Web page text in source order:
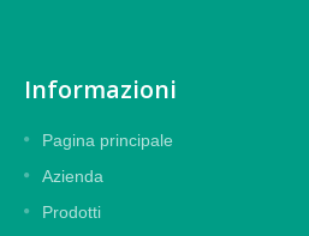
Informazioni
Pagina principale
Azienda
Prodotti